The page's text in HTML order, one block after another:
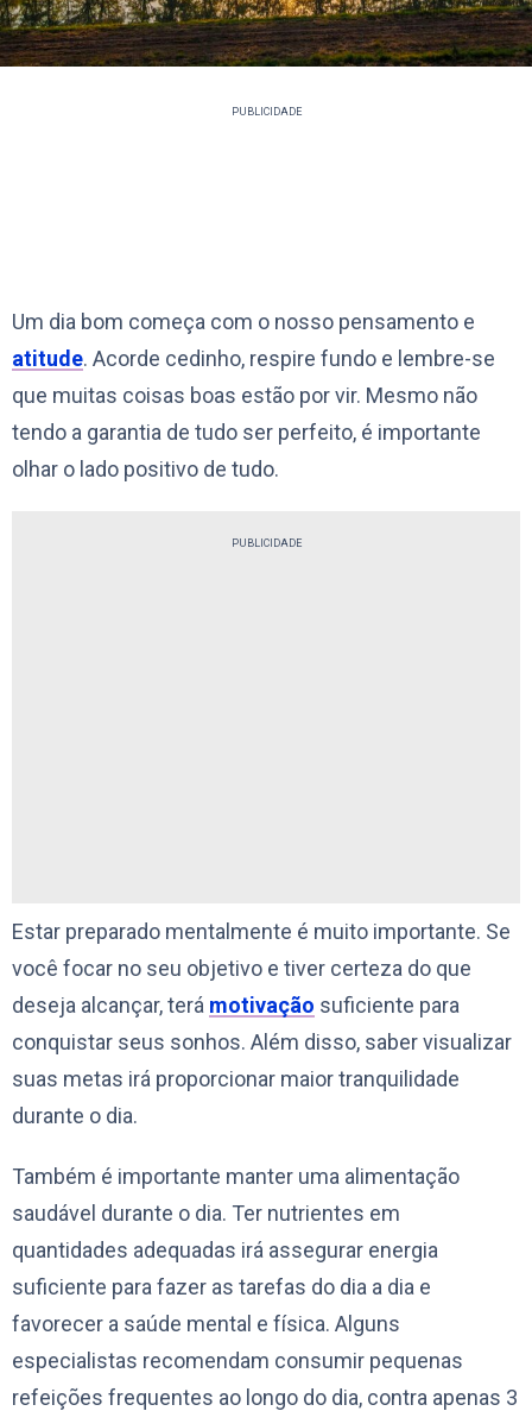
PUBLICIDADE
Um dia bom começa com o nosso pensamento e
atitude. Acorde cedinho, respire fundo e lembre-se
que muitas coisas boas estão por vir. Mesmo não
tendo a garantia de tudo ser perfeito, é importante
olhar o lado positivo de tudo.
PUBLICIDADE
Estar preparado mentalmente é muito importante. Se
você focar no seu objetivo e tiver certeza do que
deseja alcançar, terá motivação suficiente para
conquistar seus sonhos. Além disso, saber visualizar
suas metas irá proporcionar maior tranquilidade
durante o dia.
Também é importante manter uma alimentação
saudável durante o dia. Ter nutrientes em
quantidades adequadas irá assegurar energia
suficiente para fazer as tarefas do dia a dia e
favorecer a saúde mental e física. Alguns
especialistas recomendam consumir pequenas
refeições frequentes ao longo do dia, contra apenas 3